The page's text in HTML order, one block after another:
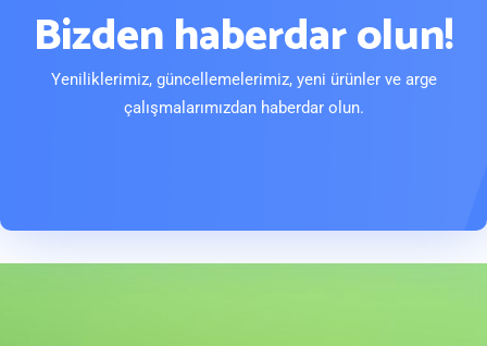
Bizden haberdar olun!
Yeniliklerimiz, güncellemelerimiz, yeni ürünler ve arge
çalışmalarımızdan haberdar olun.